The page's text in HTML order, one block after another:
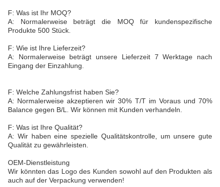
F: Was ist Ihr MOQ?
A: Normalerweise beträgt die MOQ für kundenspezifische
Produkte 500 Stück.
F: Wie ist Ihre Lieferzeit?
A: Normalerweise beträgt unsere Lieferzeit 7 Werktage nach
Eingang der Einzahlung.
F: Welche Zahlungsfrist haben Sie?
A: Normalerweise akzeptieren wir 30% T/T im Voraus und 70%
Balance gegen B/L. Wir können mit Kunden verhandeln.
F: Was ist Ihre Qualität?
A: Wir haben eine spezielle Qualitätskontrolle, um unsere gute
Qualität zu gewährleisten.
OEM-Dienstleistung
Wir könnten das Logo des Kunden sowohl auf den Produkten als
auch auf der Verpackung verwenden!